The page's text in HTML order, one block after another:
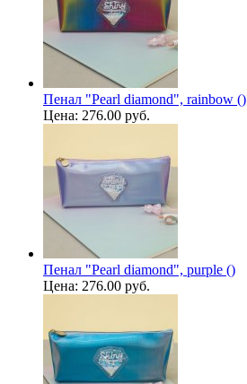
Пенал "Pearl diamond", rainbow ()
Цена: 276.00 руб.
Пенал "Pearl diamond", purple ()
Цена: 276.00 руб.